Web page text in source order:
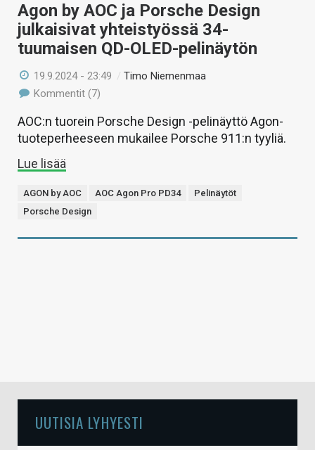
HAKU
Agon by AOC ja Porsche Design
julkaisivat yhteistyössä 34-
tuumaisen QD-OLED-pelinäytön
19.9.2024 - 23:49 /Timo Niemenmaa
Kommentit (7)
AOC:n tuorein Porsche Design -pelinäyttö Agon-
tuoteperheeseen mukailee Porsche 911:n tyyliä.
Lue lisää
AGON by AOC AOC Agon Pro PD34
Pelinäytöt
Porsche Design
UUTISIA LYHYESTI